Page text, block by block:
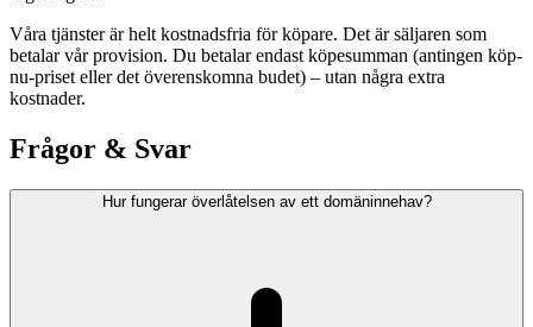
Våra tjänster är helt kostnadsfria för köpare. Det är säljaren som
betalar vår provision. Du betalar endast köpesumman (antingen köp-
nu-priset eller det överenskomna budet) – utan några extra
kostnader.
Frågor & Svar
Hur fungerar överlåtelsen av ett domäninnehav?